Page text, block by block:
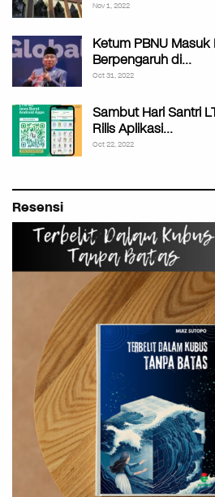
Nov 1, 2022
Ketum PBNU
Berpengaruh di…
Oct 31, 2022
Sambut Hari Santri
Rilis Aplikasi…
Oct 22, 2022
Resensi